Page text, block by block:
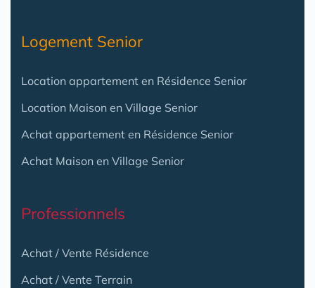
Logement Senior
Location appartement en Résidence Senior
Location Maison en Village Senior
Achat appartement en Résidence Senior
Achat Maison en Village Senior
Professionnels
Achat / Vente Résidence
Achat / Vente Terrain